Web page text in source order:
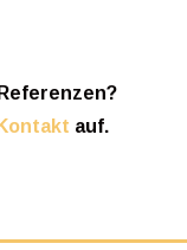
Kontakt auf.